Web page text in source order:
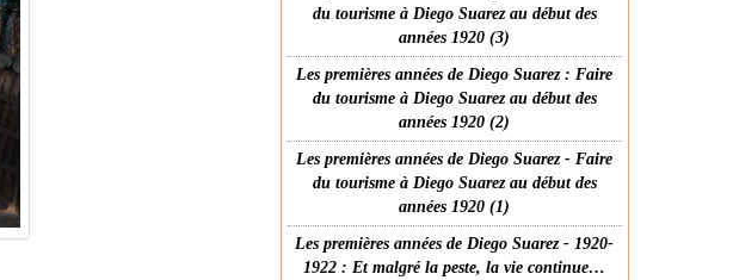
du tourisme à Diego Suarez au début des
années 1920 (3)
Les premières années de Diego Suarez : Faire
du tourisme à Diego Suarez au début des
années 1920 (2)
Les premières années de Diego Suarez - Faire
du tourisme à Diego Suarez au début des
années 1920 (1)
Les premières années de Diego Suarez - 1920-
1922 : Et malgré la peste, la vie continue…